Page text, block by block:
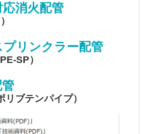
消火配管
リンクラー配管
SP）
ブテンパイプ）